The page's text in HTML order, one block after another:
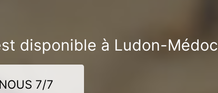
disponible à Ludon-Médoc
7/7